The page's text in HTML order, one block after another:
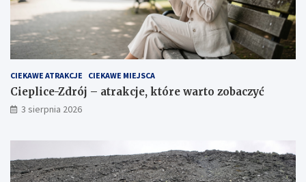
CIEKAWE ATRAKCJE CIEKAWE MIEJSCA
Cieplice-Zdrój – atrakcje, które warto zobaczyć
3 sierpnia 2026